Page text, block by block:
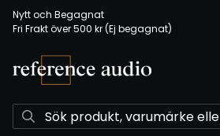
Nytt och Begagnat
Fri Frakt över 500 kr (Ej begagnat)